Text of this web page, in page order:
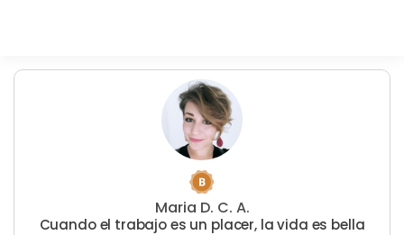
Maria D. C. A.
Cuando el trabajo es un placer, la vida es bella